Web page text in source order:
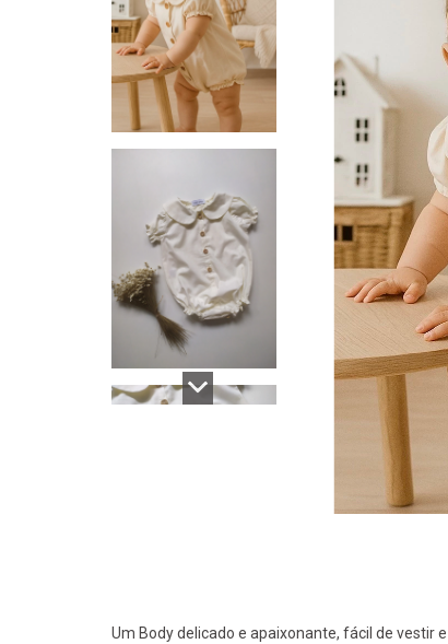
Um Body delicado e apaixonante, fácil de vestir